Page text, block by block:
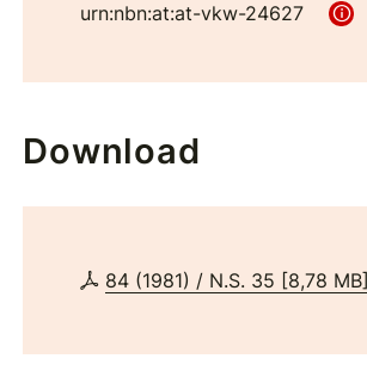
urn:nbn:at:at-vkw-24627
Download
84 (1981) / N.S. 35 [8,78 MB]